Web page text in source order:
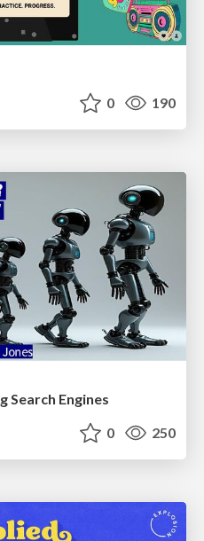
0 190
Search Engines
0 250